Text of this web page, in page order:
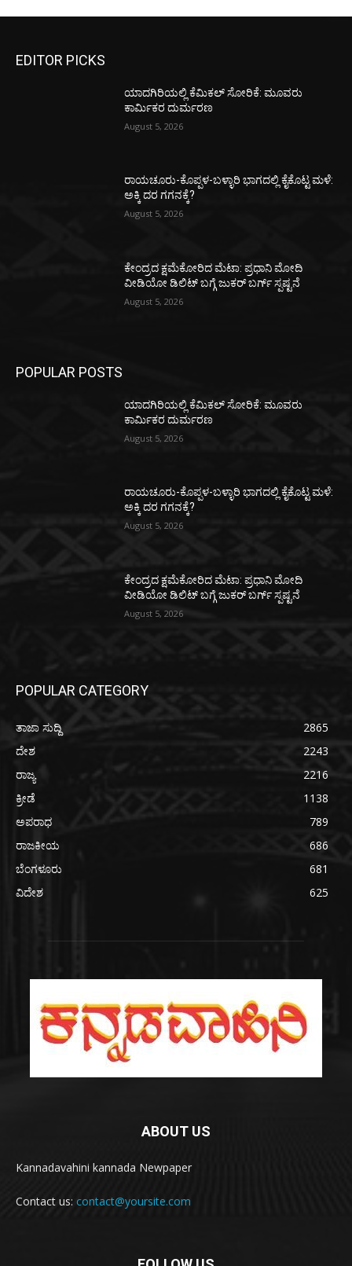
EDITOR PICKS
ಯಾದಗಿರಿಯಲ್ಲಿ ಕೆಮಿಕಲ್ ಸೋರಿಕೆ: ಮೂವರು
ಕಾರ್ಮಿಕರ ದುರ್ಮರಣ
August 5, 2026
ರಾಯಚೂರು-ಕೊಪ್ಪಳ-ಬಳ್ಳಾರಿ ಭಾಗದಲ್ಲಿ ಕೈಕೊಟ್ಟ ಮಳೆ:
ಅಕ್ಕಿ ದರ ಗಗನಕ್ಕೆ?
August 5, 2026
ಕೇಂದ್ರದ ಕ್ಷಮೆಕೋರಿದ ಮೆಟಾ: ಪ್ರಧಾನಿ ಮೋದಿ
ವೀಡಿಯೋ ಡಿಲಿಟ್ ಬಗ್ಗೆ ಜುಕರ್ ಬರ್ಗ್ ಸ್ಪಷ್ಟನೆ
August 5, 2026
POPULAR POSTS
ಯಾದಗಿರಿಯಲ್ಲಿ ಕೆಮಿಕಲ್ ಸೋರಿಕೆ: ಮೂವರು
ಕಾರ್ಮಿಕರ ದುರ್ಮರಣ
August 5, 2026
ರಾಯಚೂರು-ಕೊಪ್ಪಳ-ಬಳ್ಳಾರಿ ಭಾಗದಲ್ಲಿ ಕೈಕೊಟ್ಟ ಮಳೆ:
ಅಕ್ಕಿ ದರ ಗಗನಕ್ಕೆ?
August 5, 2026
ಕೇಂದ್ರದ ಕ್ಷಮೆಕೋರಿದ ಮೆಟಾ: ಪ್ರಧಾನಿ ಮೋದಿ
ವೀಡಿಯೋ ಡಿಲಿಟ್ ಬಗ್ಗೆ ಜುಕರ್ ಬರ್ಗ್ ಸ್ಪಷ್ಟನೆ
August 5, 2026
POPULAR CATEGORY
ತಾಜಾ ಸುದ್ದಿ
2865
ದೇಶ
2243
ರಾಜ್ಯ
2216
ಕ್ರೀಡೆ
1138
ಅಪರಾಧ
789
ರಾಜಕೀಯ
686
ಬೆಂಗಳೂರು
681
ವಿದೇಶ
625
ABOUT US
Kannadavahini kannada Newpaper
Contact us: contact@yoursite.com